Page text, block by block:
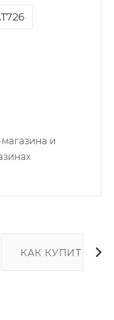
и
КАК КУПИТЬ